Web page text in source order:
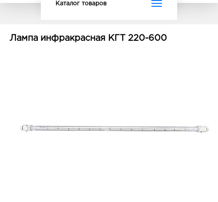
Toggle
Каталог товаров
Лампа инфракрасная КГТ 220-600